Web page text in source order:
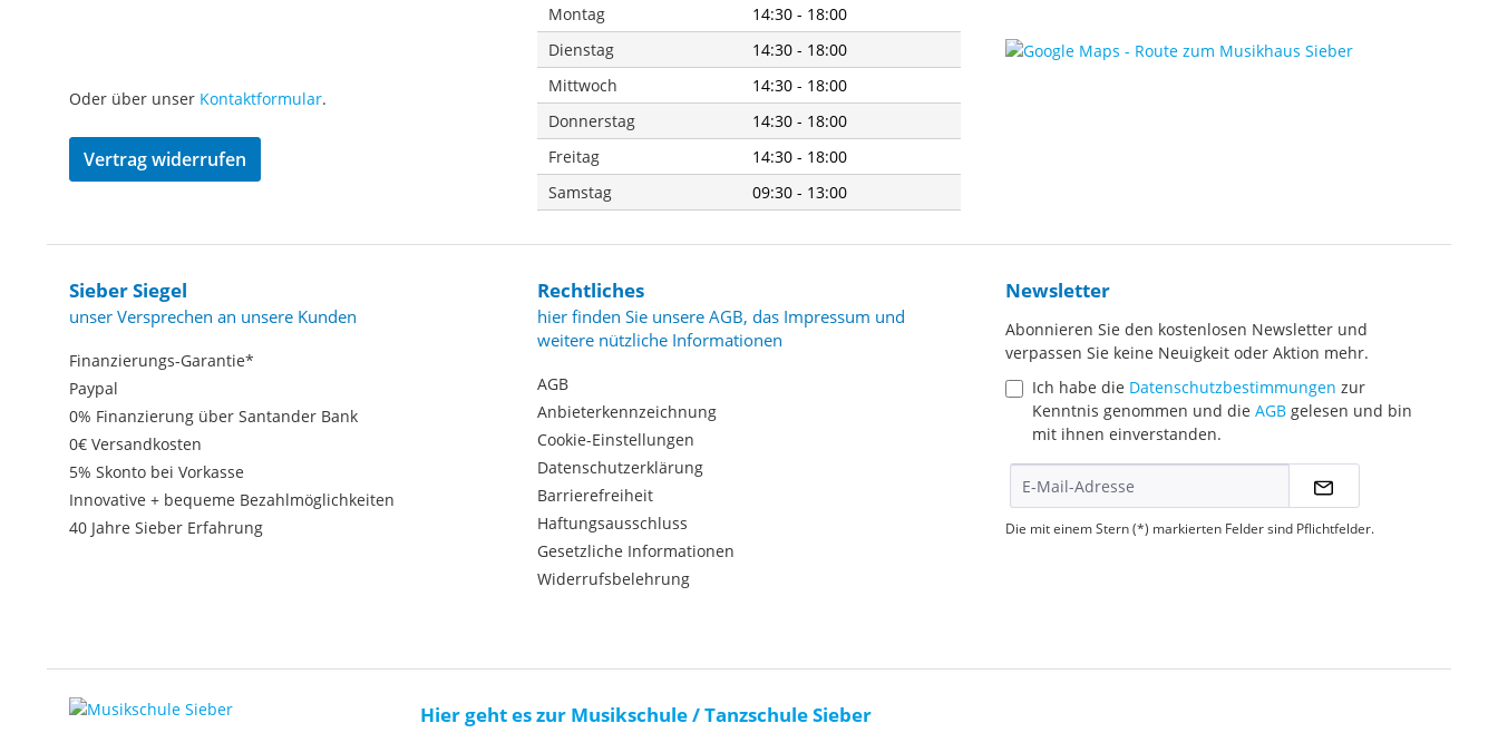
Oder über unser Kontaktformular.
Vertrag widerrufen
Montag
14:30 - 18:00
Dienstag
14:30 - 18:00
Mittwoch
14:30 - 18:00
Donnerstag
14:30 - 18:00
Freitag
14:30 - 18:00
Samstag
09:30 - 13:00
Sieber Siegel
unser Versprechen an unsere Kunden
Finanzierungs-Garantie*
Paypal
0% Finanzierung über Santander Bank
0€ Versandkosten
5% Skonto bei Vorkasse
Innovative + bequeme Bezahlmöglichkeiten
40 Jahre Sieber Erfahrung
Rechtliches
hier finden Sie unsere AGB, das Impressum und
weitere nützliche Informationen
AGB
Anbieterkennzeichnung
Cookie-Einstellungen
Datenschutzerklärung
Barrierefreiheit
Haftungsausschluss
Gesetzliche Informationen
Widerrufsbelehrung
Newsletter
Abonnieren Sie den kostenlosen Newsletter und
verpassen Sie keine Neuigkeit oder Aktion mehr.
Ich habe die Datenschutzbestimmungen zur
Kenntnis genommen und die AGB gelesen und bin
mit ihnen einverstanden.
Die mit einem Stern (*) markierten Felder sind Pflichtfelder.
Hier geht es zur Musikschule / Tanzschule Sieber